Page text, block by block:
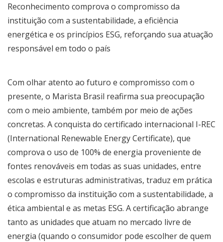
Reconhecimento comprova o compromisso da
instituição com a sustentabilidade, a eficiência
energética e os princípios ESG, reforçando sua atuação
responsável em todo o país
Com olhar atento ao futuro e compromisso com o
presente, o Marista Brasil reafirma sua preocupação
com o meio ambiente, também por meio de ações
concretas. A conquista do certificado internacional I-REC
(International Renewable Energy Certificate), que
comprova o uso de 100% de energia proveniente de
fontes renováveis em todas as suas unidades, entre
escolas e estruturas administrativas, traduz em prática
o compromisso da instituição com a sustentabilidade, a
ética ambiental e as metas ESG. A certificação abrange
tanto as unidades que atuam no mercado livre de
energia (quando o consumidor pode escolher de quem